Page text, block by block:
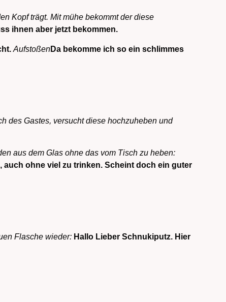
Kopf trägt. Mit mühe bekommt der diese
ihnen aber jetzt bekommen.
. AufstoßenDa bekomme ich so ein schlimmes
des Gastes, versucht diese hochzuheben und
aus dem Glas ohne das vom Tisch zu heben:
auch ohne viel zu trinken. Scheint doch ein guter
Flasche wieder: Hallo Lieber Schnukiputz. Hier